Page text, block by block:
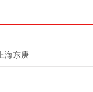
上海东庚